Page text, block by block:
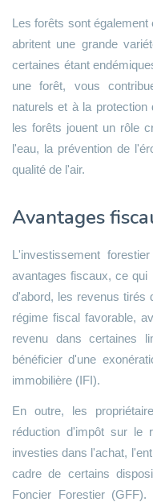
Les forêts sont
abritent une grande
certaines étant
une forêt, vous
naturels et à la
les forêts jouent un rôle
l'eau, la prévention de
qualité de l'air.
Avantages
L'investissement
avantages fiscaux, ce qui
d'abord, les revenus tirés
régime fiscal favorable,
revenu dans certaines
bénéficier d'une
immobilière (IFI).
En outre, les
réduction d'impôt sur le
investies dans l'achat,
cadre de certains
Foncier Forestier